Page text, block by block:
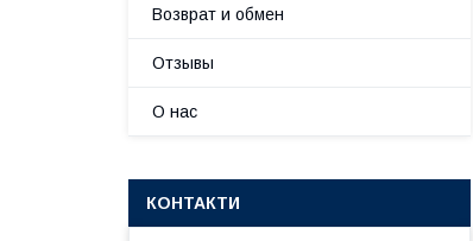
Возврат и обмен
Отзывы
О нас
КОНТАКТИ